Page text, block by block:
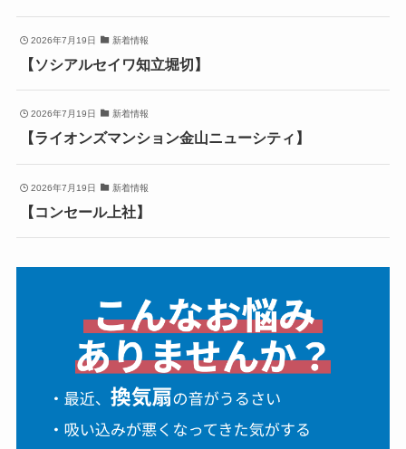
2026年7月19日 新着情報
【ソシアルセイワ知立堀切】
2026年7月19日 新着情報
【ライオンズマンション金山ニューシティ】
2026年7月19日 新着情報
【コンセール上社】